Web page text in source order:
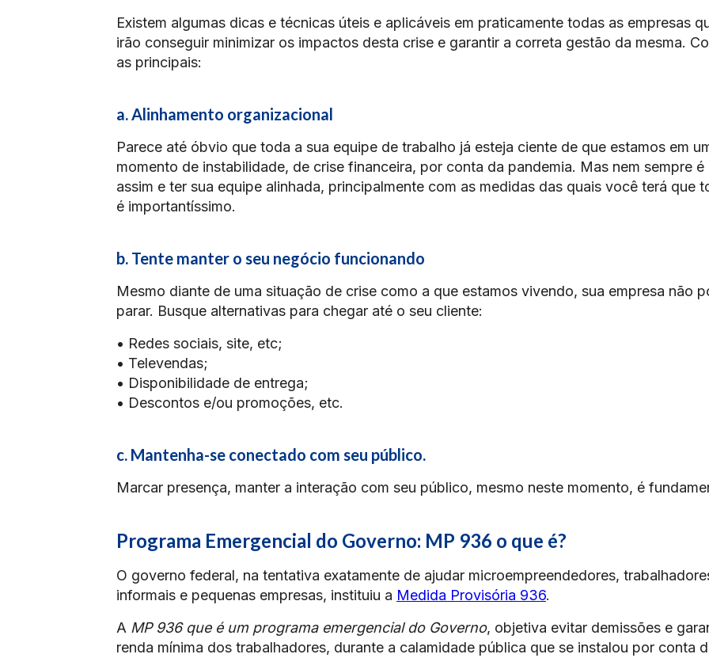
Existem algumas dicas e técnicas úteis e aplicáveis em praticamente todas as empresas
irão conseguir minimizar os impactos desta crise e garantir a correta gestão da mesma.
as principais:
a. Alinhamento organizacional
Parece até óbvio que toda a sua equipe de trabalho já esteja ciente de que estamos em
momento de instabilidade, de crise financeira, por conta da pandemia. Mas nem sempre é
assim e ter sua equipe alinhada, principalmente com as medidas das quais você terá que
é importantíssimo.
b. Tente manter o seu negócio funcionando
Mesmo diante de uma situação de crise como a que estamos vivendo, sua empresa não
parar. Busque alternativas para chegar até o seu cliente:
• Redes sociais, site, etc;
• Televendas;
• Disponibilidade de entrega;
• Descontos e/ou promoções, etc.
c. Mantenha-se conectado com seu público.
Marcar presença, manter a interação com seu público, mesmo neste momento, é
Programa Emergencial do Governo: MP 936 o que é?
O governo federal, na tentativa exatamente de ajudar microempreendedores,
informais e pequenas empresas, instituiu a Medida Provisória 936.
A MP 936 que é um programa emergencial do Governo, objetiva evitar demissões e
renda mínima dos trabalhadores, durante a calamidade pública que se instalou por conta